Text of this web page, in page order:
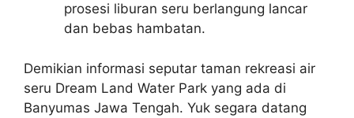
prosesi liburan seru berlangung lancar
dan bebas hambatan.
Demikian informasi seputar taman rekreasi air
seru Dream Land Water Park yang ada di
Banyumas Jawa Tengah. Yuk segara datang